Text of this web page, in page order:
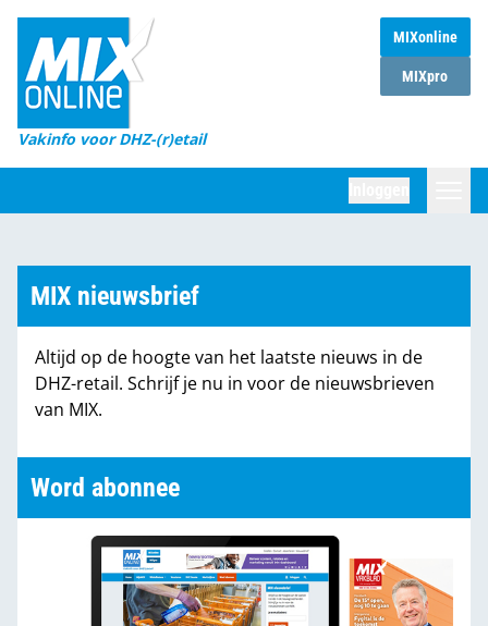
MIXonline
MIXpro
Vakinfo voor DHZ-(r)etail
Home
Magazines
DHZ Sessie
Marktcijfers
Partners
MIX nieuwsbrief
Altijd op de hoogte van het laatste nieuws in de
DHZ-retail. Schrijf je nu in voor de nieuwsbrieven
van MIX.
Word abonnee